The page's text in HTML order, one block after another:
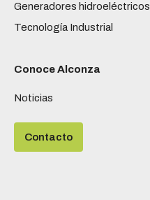
Generadores hidroeléctricos
Tecnología Industrial
Conoce Alconza
Noticias
Contacto